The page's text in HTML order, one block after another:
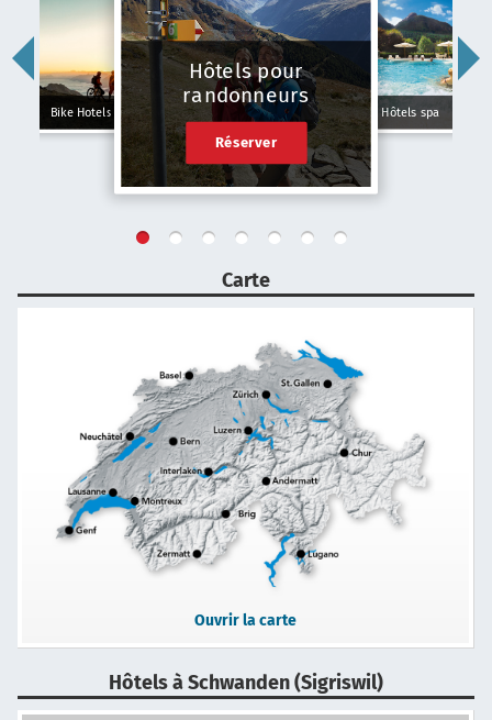
Bike Hotels
Hôtels pour
randonneurs
Réserver
Hôtels spa
Carte
Ouvrir la carte
Hôtels à Schwanden (Sigriswil)